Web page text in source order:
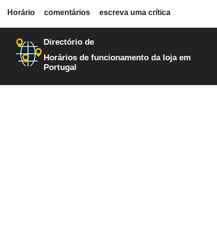
loja-de-informatica
Directório de
Horários de funcionamento da loja em
Portugal
Horário comentários escreva uma crítica